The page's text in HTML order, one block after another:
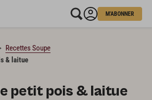
M'ABONNER
Recettes Soupe
& laitue
petit pois & laitue